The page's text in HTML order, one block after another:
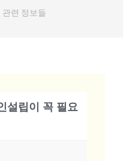
관련 정보들
설립이 꼭 필요